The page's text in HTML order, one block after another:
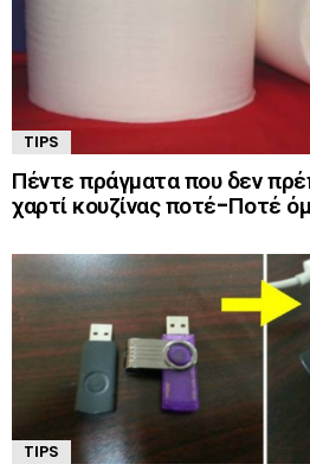
TIPS
Πέντε πράγματα που δεν
χαρτί κουζίνας ποτέ-Ποτέ
TIPS